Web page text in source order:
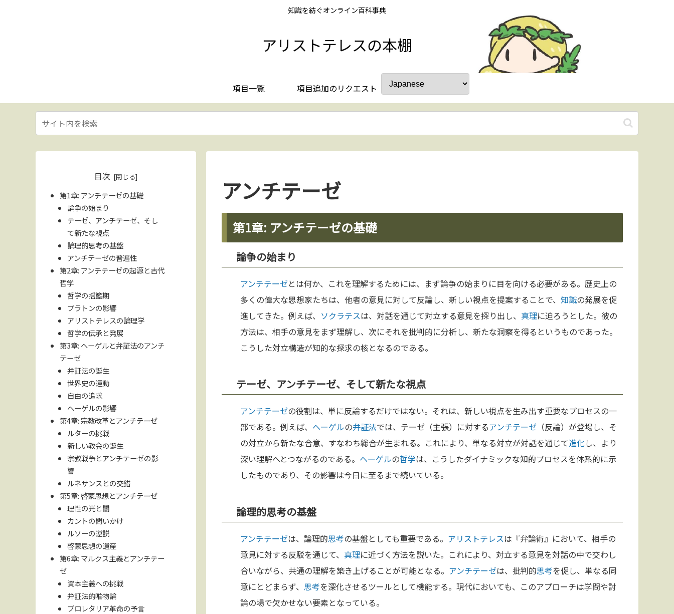
知識を紡ぐオンライン百科事典
アリストテレスの本棚
項目一覧 項目追加のリクエスト
アンチテーゼ
第1章: アンチテーゼの基礎
論争の始まり
アンチテーゼとは何か、これを理解するためには、まず論争の始まりに目を向ける必要がある。歴史上の
多くの偉大な思想家たちは、他者の意見に対して反論し、新しい視点を提案することで、 知識の発展を促
進してきた。例えば、 ソクラテスは、対話を通じて対立する意見を探り出し、 真理に迫ろうとした。彼の
方法は、相手の意見をまず理解し、次にそれを批判的に分析し、新たな洞察を得るというものであった。
こうした対立構造が知的な探求の核となるのである。
テーゼ、アンチテーゼ、そして新たな視点
アンチテーゼの役割は、単に反論するだけではない。それは、新しい視点を生み出す重要なプロセスの一
部である。例えば、 ヘーゲルの弁証法では、テーゼ（主張）に対するアンチテーゼ （反論）が登場し、そ
の対立から新たな合意、すなわち総合が生まれる。これにより、単なる対立が対話を通じて進化し、より
深い理解へとつながるのである。 ヘーゲルの哲学は、こうしたダイナミックな知的プロセスを体系的に示
したものであり、その影響は今日に至るまで続いている。
論理的思考の基盤
アンチテーゼは、論理的思考の基盤としても重要である。 アリストテレスは『弁論術』において、相手の
意見に対する反駁を通じて、 真理に近づく方法を説いた。これにより、対立する意見を対話の中で交わし
合いながら、共通の理解を築き上げることが可能となる。 アンチテーゼは、批判的思考を促し、単なる同
意にとどまらず、 思考を深化させるツールとして機能する。現代においても、このアプローチは学問や討
論の場で欠かせない要素となっている。
目次
第1章: アンチテーゼの基礎
論争の始まり
テーゼ、アンチテーゼ、そし
て新たな視点
論理的思考の基盤
アンチテーゼの普遍性
第2章: アンチテーゼの起源と古代
哲学
哲学の揺籃期
プラトンの影響
アリストテレスの論理学
哲学の伝承と発展
第3章: ヘーゲルと弁証法のアンチ
テーゼ
弁証法の誕生
世界史の運動
自由の追求
ヘーゲルの影響
第4章: 宗教改革とアンチテーゼ
ルターの挑戦
新しい教会の誕生
宗教戦争とアンチテーゼの影
響
ルネサンスとの交錯
第5章: 啓蒙思想とアンチテーゼ
理性の光と闇
カントの問いかけ
ルソーの逆説
啓蒙思想の遺産
第6章: マルクス主義とアンチテー
ゼ
資本主義への挑戦
弁証法的唯物論
プロレタリア革命の予言